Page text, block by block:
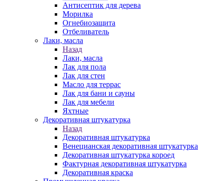
Антисептик для дерева
Морилка
Огнебиозащита
Отбеливатель
Лаки, масла
Назад
Лаки, масла
Лак для пола
Лак для стен
Масло для террас
Лак для бани и сауны
Лак для мебели
Яхтные
Декоративная штукатурка
Назад
Декоративная штукатурка
Венецианская декоративная штукатурка
Декоративная штукатурка короед
Фактурная декоративная штукатурка
Декоративная краска